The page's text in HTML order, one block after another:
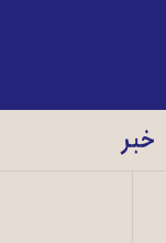
خبر